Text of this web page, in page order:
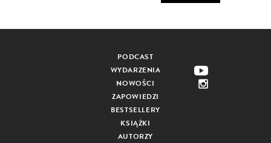
PODCAST
WYDARZENIA
NOWOŚCI
ZAPOWIEDZI
BESTSELLERY
KSIĄŻKI
AUTORZY